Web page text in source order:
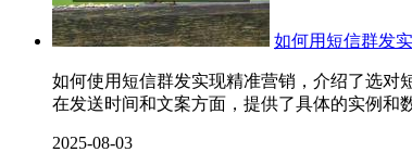
如何用短信群发
如何使用短信群发实现精准营销，介绍了选对
在发送时间和文案方面，提供了具体的实例和
2025-08-03